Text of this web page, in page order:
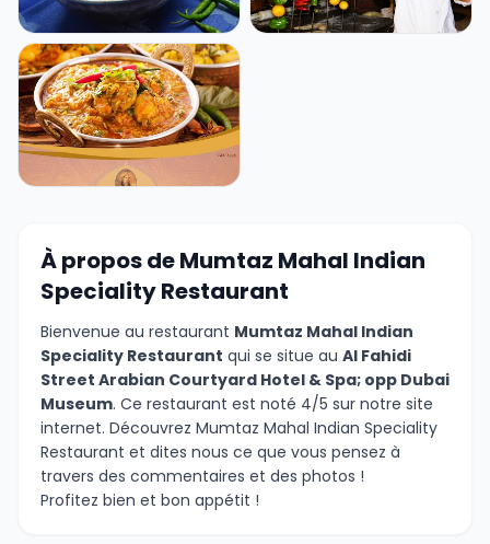
À propos de Mumtaz Mahal Indian
Speciality Restaurant
Bienvenue au restaurant Mumtaz Mahal Indian
Speciality Restaurant qui se situe au Al Fahidi
Street Arabian Courtyard Hotel & Spa; opp Dubai
Museum. Ce restaurant est noté 4/5 sur notre site
internet. Découvrez Mumtaz Mahal Indian Speciality
Restaurant et dites nous ce que vous pensez à
travers des commentaires et des photos !
Profitez bien et bon appétit !